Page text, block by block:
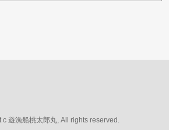
c 遊漁船桃太郎丸, All rights reserved.